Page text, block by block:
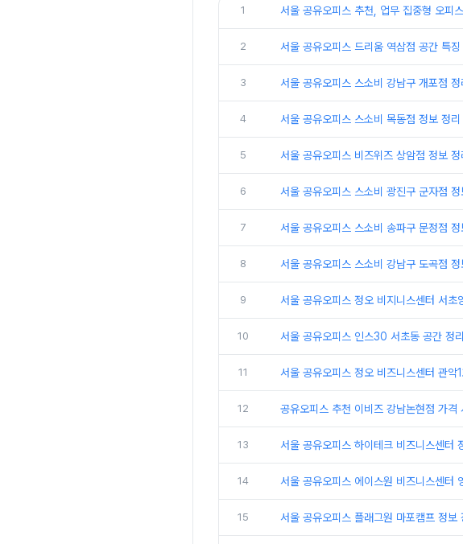
1 서울 공유오피스 추천, 업무 집중형 오피
2 서울 공유오피스 드리움 역삼점 공간 특징
3 서울 공유오피스 스소비 강남구 개포점 정
4 서울 공유오피스 스소비 목동점 정보 정리
5 서울 공유오피스 비즈위즈 상암점 정보 정
6 서울 공유오피스 스소비 광진구 군자점 정
7 서울 공유오피스 스소비 송파구 문정점 정
8 서울 공유오피스 스소비 강남구 도곡점 정
9 서울 공유오피스 정오 비지니스센터 서초
10 서울 공유오피스 인스30 서초동 공간 정리
11 서울 공유오피스 정오 비즈니스센터 관악
12 공유오피스 추천 이비즈 강남논현점 가격
13 서울 공유오피스 하이테크 비즈니스센터
14 서울 공유오피스 에이스원 비즈니스센터
15 서울 공유오피스 플래그원 마포캠프 정보